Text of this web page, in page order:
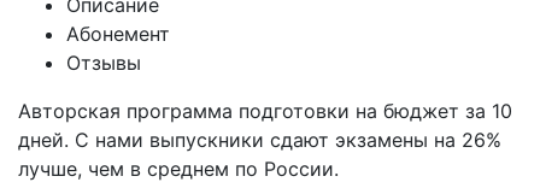
Описание
Абонемент
Отзывы
Авторская программа подготовки на бюджет за 10
дней. С нами выпускники сдают экзамены на 26%
лучше, чем в среднем по России.